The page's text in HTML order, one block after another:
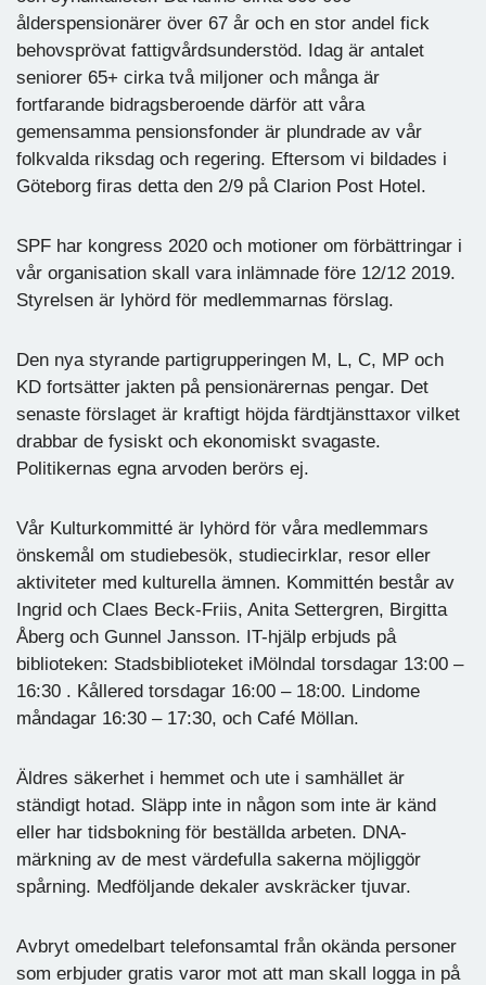
ålderspensionärer över 67 år och en stor andel fick
behovsprövat fattigvårdsunderstöd. Idag är antalet
seniorer 65+ cirka två miljoner och många är
fortfarande bidragsberoende därför att våra
gemensamma pensionsfonder är plundrade av vår
folkvalda riksdag och regering. Eftersom vi bildades i
Göteborg firas detta den 2/9 på Clarion Post Hotel.
SPF har kongress 2020 och motioner om förbättringar i
vår organisation skall vara inlämnade före 12/12 2019.
Styrelsen är lyhörd för medlemmarnas förslag.
Den nya styrande partigrupperingen M, L, C, MP och
KD fortsätter jakten på pensionärernas pengar. Det
senaste förslaget är kraftigt höjda färdtjänsttaxor vilket
drabbar de fysiskt och ekonomiskt svagaste.
Politikernas egna arvoden berörs ej.
Vår Kulturkommitté är lyhörd för våra medlemmars
önskemål om studiebesök, studiecirklar, resor eller
aktiviteter med kulturella ämnen. Kommittén består av
Ingrid och Claes Beck-Friis, Anita Settergren, Birgitta
Åberg och Gunnel Jansson. IT-hjälp erbjuds på
biblioteken: Stadsbiblioteket iMölndal torsdagar 13:00 –
16:30 . Kållered torsdagar 16:00 – 18:00. Lindome
måndagar 16:30 – 17:30, och Café Möllan.
Äldres säkerhet i hemmet och ute i samhället är
ständigt hotad. Släpp inte in någon som inte är känd
eller har tidsbokning för beställda arbeten. DNA-
märkning av de mest värdefulla sakerna möjliggör
spårning. Medföljande dekaler avskräcker tjuvar.
Avbryt omedelbart telefonsamtal från okända personer
som erbjuder gratis varor mot att man skall logga in på